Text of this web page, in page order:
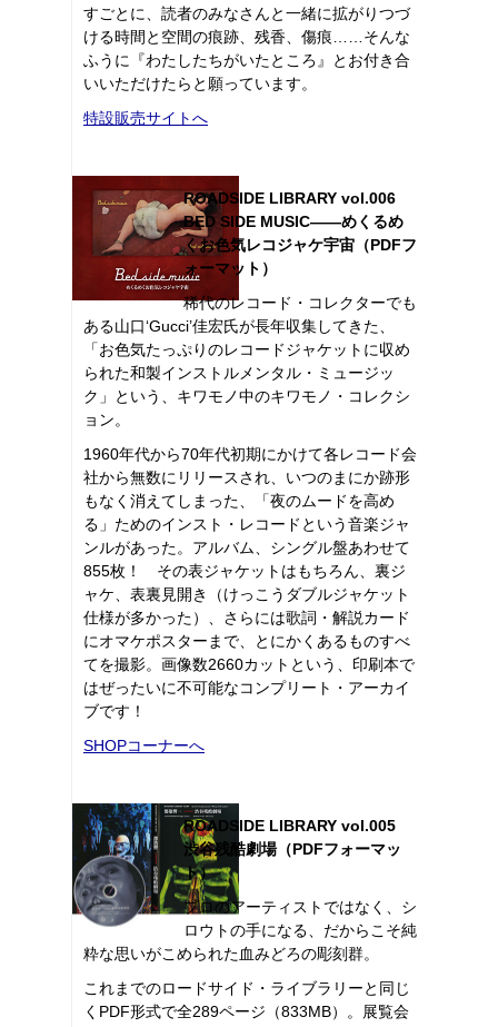
すごとに、読者のみなさんと一緒に拡がりつづ
ける時間と空間の痕跡、残香、傷痕……そんな
ふうに『わたしたちがいたところ』とお付き合
いいただけたらと願っています。
特設販売サイトへ
ROADSIDE LIBRARY vol.006
BED SIDE MUSIC――めくるめ
くお色気レコジャケ宇宙（PDFフ
ォーマット）
稀代のレコード・コレクターでも
ある山口‘Gucci’佳宏氏が長年収集してきた、
「お色気たっぷりのレコードジャケットに収め
られた和製インストルメンタル・ミュージッ
ク」という、キワモノ中のキワモノ・コレクシ
ョン。
1960年代から70年代初期にかけて各レコード会
社から無数にリリースされ、いつのまにか跡形
もなく消えてしまった、「夜のムードを高め
る」ためのインスト・レコードという音楽ジャ
ンルがあった。アルバム、シングル盤あわせて
855枚！ その表ジャケットはもちろん、裏ジ
ャケ、表裏見開き（けっこうダブルジャケット
仕様が多かった）、さらには歌詞・解説カード
にオマケポスターまで、とにかくあるものすべ
てを撮影。画像数2660カットという、印刷本で
はぜったいに不可能なコンプリート・アーカイ
ブです！
SHOPコーナーへ
ROADSIDE LIBRARY vol.005
渋谷残酷劇場（PDFフォーマッ
ト）
プロのアーティストではなく、シ
ロウトの手になる、だからこそ純
粋な思いがこめられた血みどろの彫刻群。
これまでのロードサイド・ライブラリーと同じ
くPDF形式で全289ページ（833MB）。展覧会